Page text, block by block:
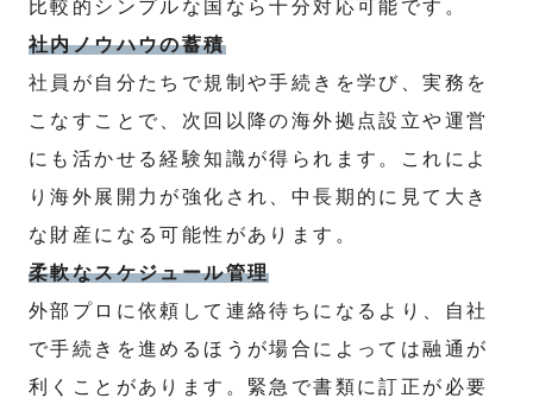
比較的シンプルな国なら十分対応可能です。
社内ノウハウの蓄積
社員が自分たちで規制や手続きを学び、実務を
こなすことで、次回以降の海外拠点設立や運営
にも活かせる経験知識が得られます。これによ
り海外展開力が強化され、中長期的に見て大き
な財産になる可能性があります。
柔軟なスケジュール管理
外部プロに依頼して連絡待ちになるより、自社
で手続きを進めるほうが場合によっては融通が
利くことがあります。緊急で書類に訂正が必要